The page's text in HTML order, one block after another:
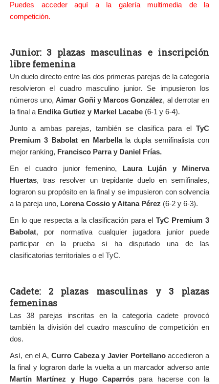
Puedes acceder aquí a la galería multimedia de la
competición.
Junior: 3 plazas masculinas e inscripción
libre femenina
Un duelo directo entre las dos primeras parejas de la categoría
resolvieron el cuadro masculino junior. Se impusieron los
números uno,Aimar Goñi y Marcos González, al derrotar en
la final a Endika Gutiez y Markel Lacabe (6-1 y 6-4).
Junto a ambas parejas, también se clasifica para el TyC
Premium 3 Babolat en Marbellala dupla semifinalista con
mejor ranking, Francisco Parra y Daniel Frías.
En el cuadro junior femenino, Laura Luján y Minerva
Huertas, tras resolver un trepidante duelo en semifinales,
lograron su propósito en la final y se impusieron con solvencia
a la pareja uno, Lorena Cossio y Aitana Pérez (6-2 y 6-3).
En lo que respecta a la clasificación para el TyC Premium 3
Babolat, por normativa cualquier jugadora junior puede
participar en la prueba si ha disputado una de las
clasificatorias territoriales o el TyC.
Cadete: 2 plazas masculinas y 3 plazas
femeninas
Las 38 parejas inscritas en la categoría cadete provocó
también la división del cuadro masculino de competición en
dos.
Así, en el A, Curro Cabeza y Javier Portellanoaccedieron a
la final y lograron darle la vuelta a un marcador adverso ante
Martín Martínez y Hugo Caparrós para hacerse con la